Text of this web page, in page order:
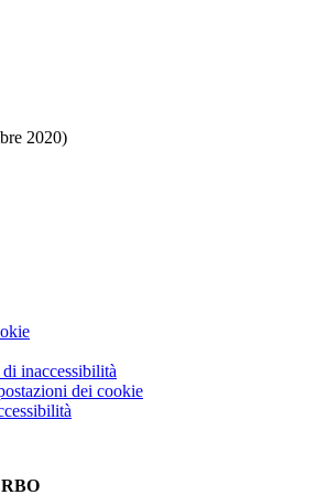
2020)
inaccessibilità
dei cookie